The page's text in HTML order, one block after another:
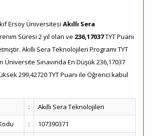
Ersoy Üniversitesi Akıllı Sera
Süresi 2 yıl olan ve 236,17037TYT Puanı
Akıllı Sera Teknolojileri Programı TYT
Üniversite Sınavında En Düşük 236,17037
299,42720 TYT Puanı ile Öğrenci kabul
:
Akıllı Sera Teknolojileri
:
107390371